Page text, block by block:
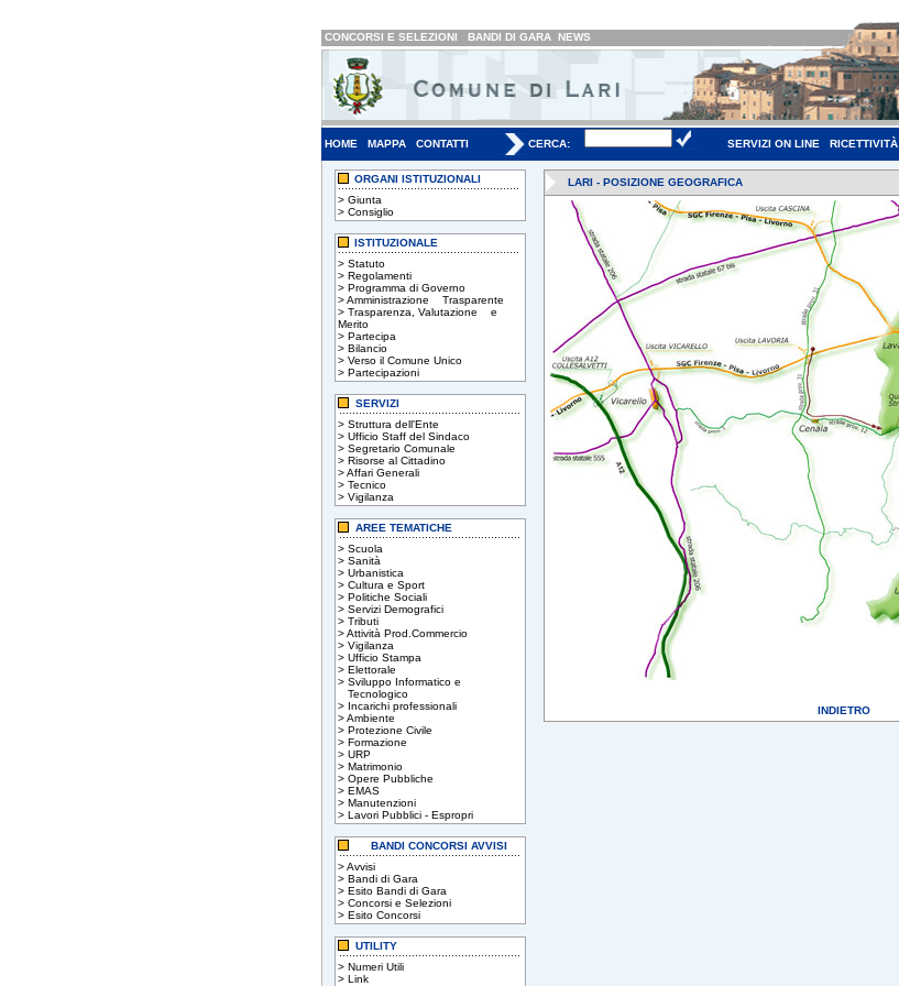
CONCORSI E SELEZIONI BANDI DI GARA NEWS
HOME MAPPA CONTATTI CERCA: SERVIZI ON LINE RICETTIVITÀ
ORGANI ISTITUZIONALI
> Giunta
> Consiglio
ISTITUZIONALE
> Statuto
> Regolamenti
> Programma di Governo
>Amministrazione Trasparente
> Trasparenza, Valutazione e
Merito
> Partecipa
> Bilancio
> Verso il Comune Unico
> Partecipazioni
SERVIZI
> Struttura dell'Ente
> Ufficio Staff del Sindaco
> Segretario Comunale
> Risorse al Cittadino
>Affari Generali
> Tecnico
> Vigilanza
AREE TEMATICHE
> Scuola
> Sanità
> Urbanistica
> Cultura e Sport
> Politiche Sociali
> Servizi Demografici
> Tributi
>Attività Prod.Commercio
> Vigilanza
> Ufficio Stampa
> Elettorale
> Sviluppo Informatico e
Tecnologico
> Incarichi professionali
>Ambiente
> Protezione Civile
> Formazione
> URP
> Matrimonio
> Opere Pubbliche
> EMAS
> Manutenzioni
> Lavori Pubblici - Espropri
BANDI CONCORSI AVVISI
>Avvisi
> Bandi di Gara
> Esito Bandi di Gara
> Concorsi e Selezioni
> Esito Concorsi
UTILITY
> Numeri Utili
> Link
LARI - POSIZIONE GEOGRAFICA
INDIETRO